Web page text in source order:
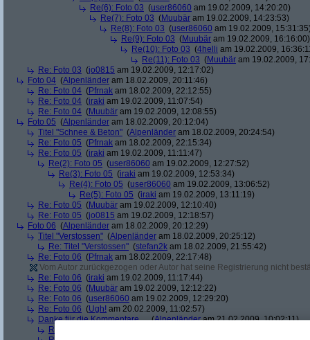
Re(6): Foto 03 (user86060 am 19.02.2009, 14:20:20)
Re(7): Foto 03 (Muubär am 19.02.2009, 14:23:53)
Re(8): Foto 03 (user86060 am 19.02.2009,
Re(9): Foto 03 (Muubär am 19.02.2009, 16:16:00)
Re(10): Foto 03 (4helli am 19.02.2009,
Re(11): Foto 03 (Muubär am 19.02.2009,
Re: Foto 03 (jo0815 am 19.02.2009, 12:17:02)
Foto 04 (Alpenländer am 18.02.2009, 20:11:46)
Re: Foto 04 (Pfrnak am 18.02.2009, 22:12:55)
Re: Foto 04 (iraki am 19.02.2009, 11:07:54)
Re: Foto 04 (Muubär am 19.02.2009, 12:08:55)
Foto 05 (Alpenländer am 18.02.2009, 20:12:04)
Titel "Schnee & Beton" (Alpenländer am 18.02.2009, 20:24:54)
Re: Foto 05 (Pfrnak am 18.02.2009, 22:15:34)
Re: Foto 05 (iraki am 19.02.2009, 11:11:47)
Re(2): Foto 05 (user86060 am 19.02.2009, 12:27:52)
Re(3): Foto 05 (iraki am 19.02.2009, 12:53:34)
Re(4): Foto 05 (user86060 am 19.02.2009, 13:06:52)
Re(5): Foto 05 (iraki am 19.02.2009, 13:11:19)
Re: Foto 05 (Muubär am 19.02.2009, 12:10:40)
Re: Foto 05 (jo0815 am 19.02.2009, 12:18:57)
Foto 06 (Alpenländer am 18.02.2009, 20:12:29)
Titel "Verstossen" (Alpenländer am 18.02.2009, 20:25:12)
Re: Titel "Verstossen" (stefan2k am 18.02.2009, 21:55:42)
Re: Foto 06 (Pfrnak am 18.02.2009, 22:17:48)
Vom Autor zurückgezogen oder Autor hat seine Registrierung nicht
Re: Foto 06 (iraki am 19.02.2009, 11:17:44)
Re: Foto 06 (Muubär am 19.02.2009, 12:12:22)
Re: Foto 06 (user86060 am 19.02.2009, 12:29:20)
Re: Foto 06 (Ugh! am 20.02.2009, 11:02:57)
Danke für die Kommentare ...(Alpenländeram 21.02.2009, 10:02:11)
Re: Danke für die Kommentare ...